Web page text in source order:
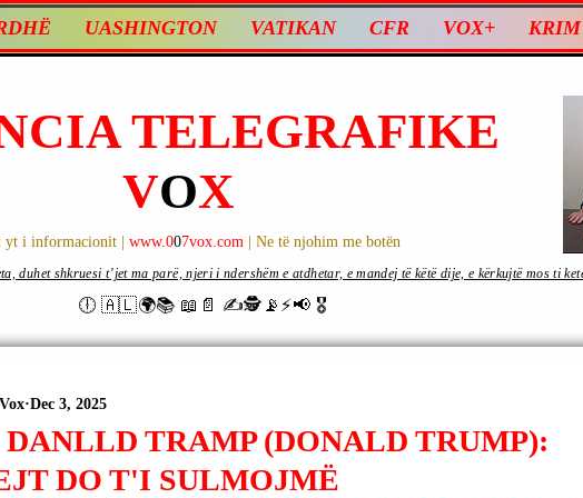
UASHINGTON VATIKAN CFR VOX+ KRIM
TELEGRAFIKE
VOX
i informacionit | www.007vox.com | Ne të njohim me botën
🕕 🇦🇱🌍📚 📖📄 ✍🕵️📡⚡️📢 🎖
duhet shkruesi t’jet ma parë, njeri i ndershëm e atdhetar, e mandej të këtë dije, e kërkujtë mos ti
TRAMP (DONALD TRUMP):
DO T'I SULMOJMË
Dec 3, 2025